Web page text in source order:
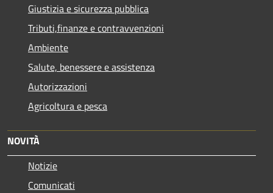
Giustizia e sicurezza pubblica
Tributi,finanze e contravvenzioni
Ambiente
Salute, benessere e assistenza
Autorizzazioni
Agricoltura e pesca
NOVITÀ
Notizie
Comunicati